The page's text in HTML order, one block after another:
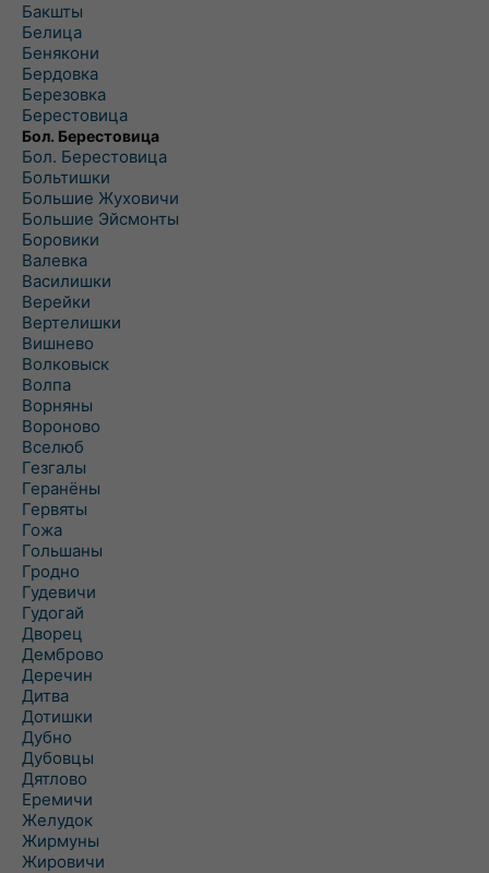
Бакшты
Белица
Бенякони
Бердовка
Березовка
Берестовица
Бол. Берестовица
Бол. Берестовица
Больтишки
Большие Жуховичи
Большие Эйсмонты
Боровики
Валевка
Василишки
Верейки
Вертелишки
Вишнево
Волковыск
Волпа
Ворняны
Вороново
Вселюб
Гезгалы
Геранёны
Гервяты
Гожа
Гольшаны
Гродно
Гудевичи
Гудогай
Дворец
Демброво
Деречин
Дитва
Дотишки
Дубно
Дубовцы
Дятлово
Еремичи
Желудок
Жирмуны
Жировичи